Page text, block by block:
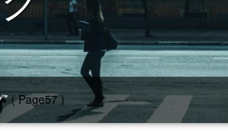
" ( Page57 )